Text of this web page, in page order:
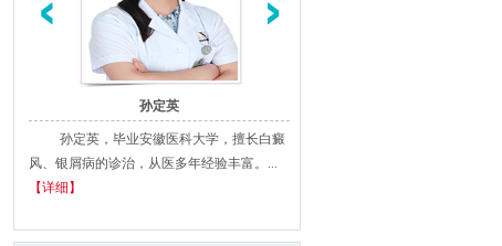
孙定英
孙定英，毕业安徽医科大学，擅长白癜
风、银屑病的诊治，从医多年经验丰富。...
【详细】